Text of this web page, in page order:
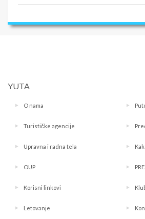
YUTA
O nama
Turističke agencije
Upravna i radna tela
OUP
Korisni linkovi
Letovanje